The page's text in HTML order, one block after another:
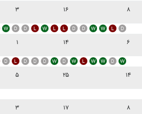
۳ ۱۶ ۸
۱ ۱۴ ۶
۵ ۲۵ ۱۴
۳ ۱۷ ۸